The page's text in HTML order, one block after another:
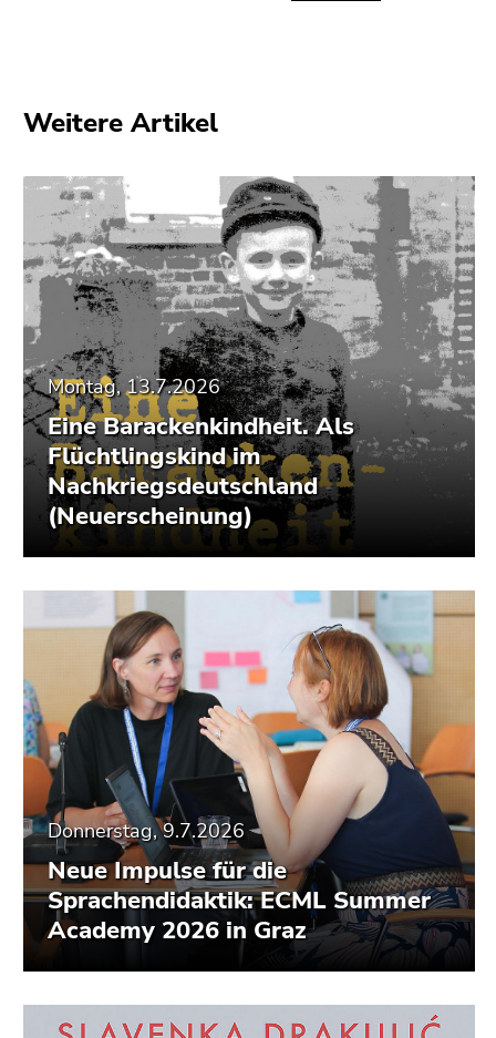
Weitere Artikel
Montag, 13.7.2026
Eine Barackenkindheit. Als
Flüchtlingskind im
Nachkriegsdeutschland
(Neuerscheinung)
Donnerstag, 9.7.2026
Neue Impulse für die
Sprachendidaktik: ECML Summer
Academy 2026 in Graz